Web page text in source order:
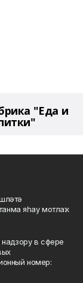
"Еда и
яһау мотлаҡ.
в сфере
номер: